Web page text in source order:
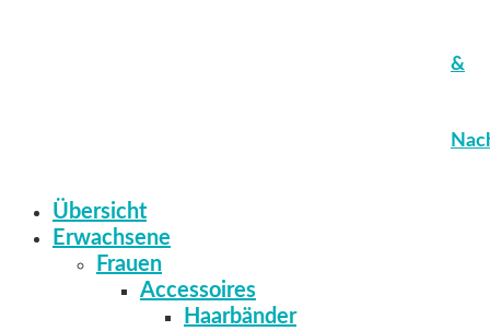
&
Übersicht
Erwachsene
Frauen
Accessoires
Haarbänder